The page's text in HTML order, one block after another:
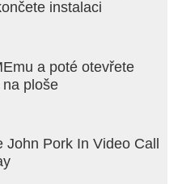
john pork is calling
of fake calls and fiction.
instalaci
a poté otevřete
ploše
John Pork In Video Call